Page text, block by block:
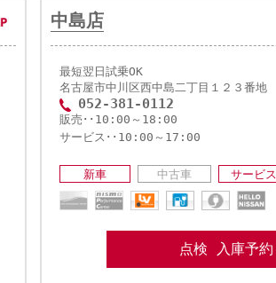
中島店
最短翌日試乗OK
名古屋市中川区西中島二丁目１２３番地
052-381-0112
販売･･10:00～18:00
サービス･･10:00～17:00
新車 中古車 サービス
点検 入庫予約